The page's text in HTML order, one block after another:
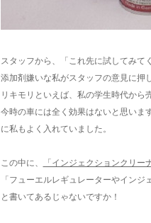
スタッフから、「これ先に試してみて
添加剤嫌いな私がスタッフの意見に押
リキモリといえば、私の学生時代から
今時の車には全く効果はないと思いま
に私もよく入れていました。
この中に、 「インジェクションクリー
「フューエルレギュレーターやインジ
と書いてあるじゃないですか！